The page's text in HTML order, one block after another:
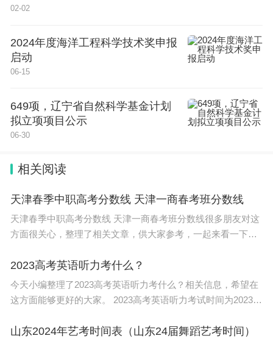
谷歌特别提到了Gemini Omni Flash的数字化身（Av
atar）功能。用户可以使用自己的声音创建个人数字
司仍测试在视频编辑中修改音频和语音的能力，以更
谨慎地处理潜在风险。在内容安全方面，Omni生成
rts和YouTube Create App中向用户免费开放。未来
客户。
推出个人智能体Gemini Spark
02-02
2024年度海洋工程科学技术奖申报
启动
06-15
649项，辽宁省自然科学基金计划
拟立项项目公示
06-30
相关阅读
天津春季中职高考分数线 天津一商春考班分数线
天津春季中职高考分数线 天津一商春考班分数线很多朋友对这
方面很关心，整理了相关文章，供大家参考，一起来看一下
生控制线563分。 一
2023高考英语听力考什么？
今天小编整理了2023高考英语听力考什么？相关信息，希望在
这方面能够更好的大家。 2023高考英语听力考试时间为2023年
（6月）英语听力试
山东2024年艺考时间表（山东24届舞蹈艺考时间）